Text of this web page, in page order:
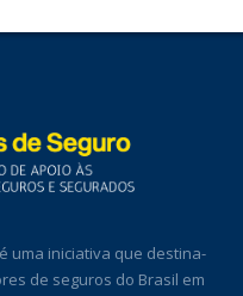
é uma iniciativa que destina-
de seguros do Brasil em